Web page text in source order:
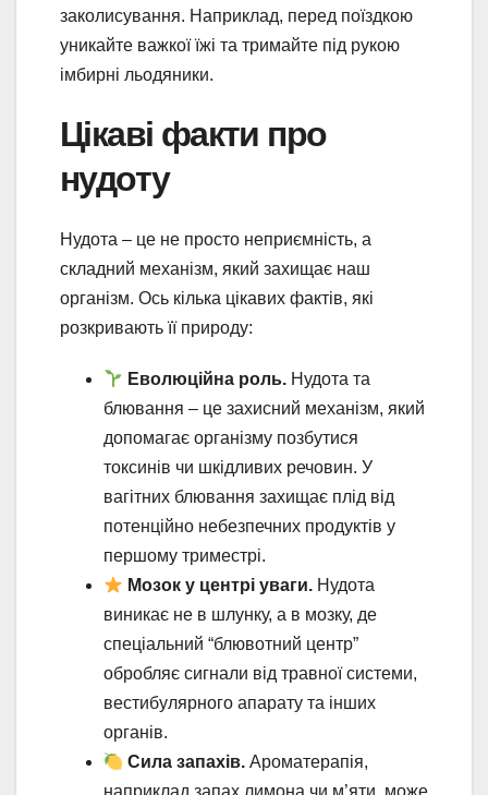
заколисування. Наприклад, перед поїздкою
уникайте важкої їжі та тримайте під рукою
імбирні льодяники.
Цікаві факти про
нудоту
Нудота – це не просто неприємність, а
складний механізм, який захищає наш
організм. Ось кілька цікавих фактів, які
розкривають її природу:
Еволюційна роль. Нудота та
блювання – це захисний механізм, який
допомагає організму позбутися
токсинів чи шкідливих речовин. У
вагітних блювання захищає плід від
потенційно небезпечних продуктів у
першому триместрі.
Мозок у центрі уваги. Нудота
виникає не в шлунку, а в мозку, де
спеціальний “блювотний центр”
обробляє сигнали від травної системи,
вестибулярного апарату та інших
органів.
Сила запахів. Ароматерапія,